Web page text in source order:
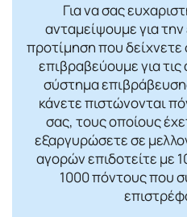
Για να σας
ανταμείψουμε για
προτίμηση που
επιβραβεύουμε για
σύστημα
κάνετε πιστώνονται
σας, τους οποίους
εξαργυρώσετε σε
αγορών επιδοτείτε με
1000 πόντους που